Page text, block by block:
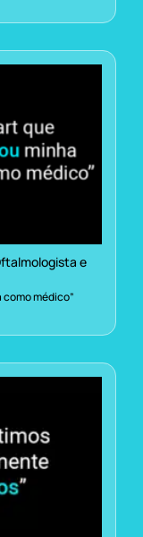
e
médico”